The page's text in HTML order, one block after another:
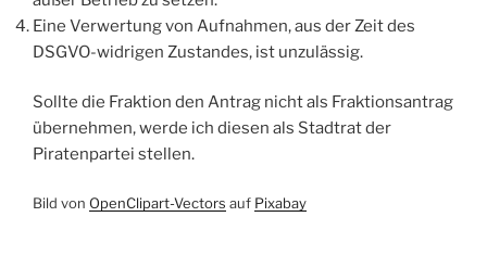
Eine Verwertung von Aufnahmen, aus der Zeit des
DSGVO-widrigen Zustandes, ist unzulässig.
Sollte die Fraktion den Antrag nicht als Fraktionsantrag
übernehmen, werde ich diesen als Stadtrat der
Piratenpartei stellen.
Bild von OpenClipart-Vectors auf Pixabay